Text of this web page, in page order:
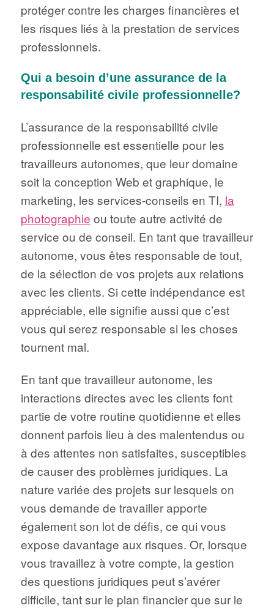
protéger contre les charges financières et
les risques liés à la prestation de services
professionnels.
Qui a besoin d’une assurance de la
responsabilité civile professionnelle?
L’assurance de la responsabilité civile
professionnelle est essentielle pour les
travailleurs autonomes, que leur domaine
soit la conception Web et graphique, le
marketing, les services-conseils en TI, la
photographie ou toute autre activité de
service ou de conseil. En tant que travailleur
autonome, vous êtes responsable de tout,
de la sélection de vos projets aux relations
avec les clients. Si cette indépendance est
appréciable, elle signifie aussi que c’est
vous qui serez responsable si les choses
tournent mal.
En tant que travailleur autonome, les
interactions directes avec les clients font
partie de votre routine quotidienne et elles
donnent parfois lieu à des malentendus ou
à des attentes non satisfaites, susceptibles
de causer des problèmes juridiques. La
nature variée des projets sur lesquels on
vous demande de travailler apporte
également son lot de défis, ce qui vous
expose davantage aux risques. Or, lorsque
vous travaillez à votre compte, la gestion
des questions juridiques peut s’avérer
difficile, tant sur le plan financier que sur le